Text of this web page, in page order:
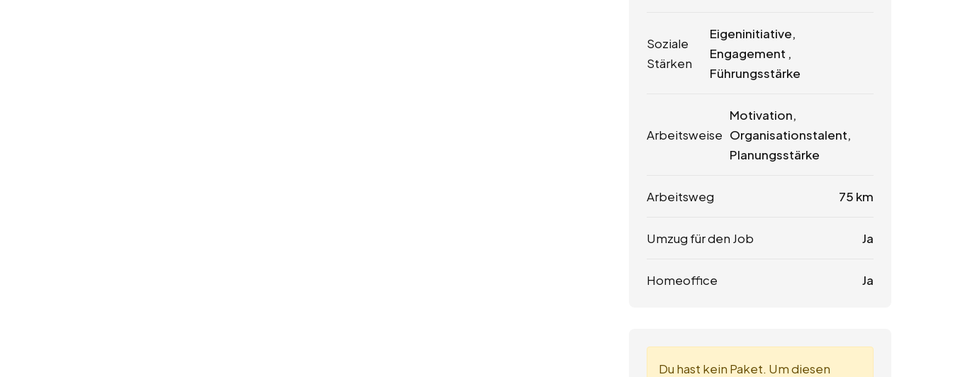
Soziale
Stärken
Eigeninitiative,
Engagement ,
Führungsstärke
Arbeitsweise
Motivation,
Organisationstalent,
Planungsstärke
Arbeitsweg 75 km
Umzug für den Job Ja
Homeoffice Ja
Du hast kein Paket. Um diesen